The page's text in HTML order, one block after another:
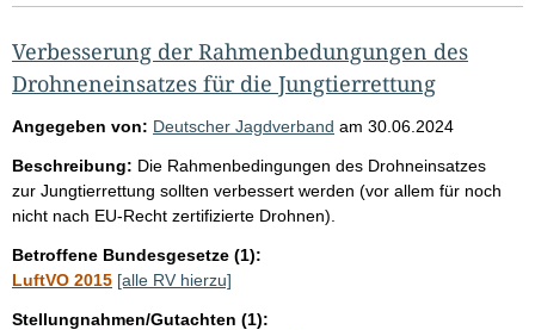
Verbesserung der Rahmenbedungungen des
Drohneneinsatzes für die Jungtierrettung
Angegeben von: Deutscher Jagdverband am 30.06.2024
Beschreibung: Die Rahmenbedingungen des Drohneinsatzes
zur Jungtierrettung sollten verbessert werden (vor allem für noch
nicht nach EU-Recht zertifizierte Drohnen).
Betroffene Bundesgesetze (1):
LuftVO 2015 [alle RV hierzu]
Stellungnahmen/Gutachten (1):